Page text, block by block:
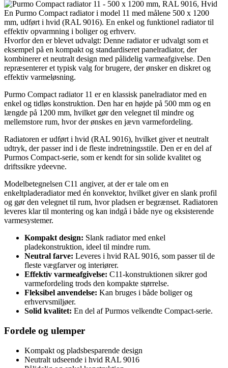
En Purmo Compact radiator i model 11 med målene 500 x 1200
mm, udført i hvid (RAL 9016). En enkel og funktionel radiator til
effektiv opvarmning i boliger og erhverv.
Hvorfor den er blevet udvalgt: Denne radiator er udvalgt som et
eksempel på en kompakt og standardiseret panelradiator, der
kombinerer et neutralt design med pålidelig varmeafgivelse. Den
repræsenterer et typisk valg for brugere, der ønsker en diskret og
effektiv varmeløsning.
Purmo Compact radiator 11 er en klassisk panelradiator med en
enkel og tidløs konstruktion. Den har en højde på 500 mm og en
længde på 1200 mm, hvilket gør den velegnet til mindre og
mellemstore rum, hvor der ønskes en jævn varmefordeling.
Radiatoren er udført i hvid (RAL 9016), hvilket giver et neutralt
udtryk, der passer ind i de fleste indretningsstile. Den er en del af
Purmos Compact-serie, som er kendt for sin solide kvalitet og
driftssikre ydeevne.
Modelbetegnelsen C11 angiver, at der er tale om en
enkeltpladeradiator med én konvektor, hvilket giver en slank profil
og gør den velegnet til rum, hvor pladsen er begrænset. Radiatoren
leveres klar til montering og kan indgå i både nye og eksisterende
varmesystemer.
Kompakt design: Slank radiator med enkel
pladekonstruktion, ideel til mindre rum.
Neutral farve: Leveres i hvid RAL 9016, som passer til de
fleste vægfarver og interiører.
Effektiv varmeafgivelse: C11-konstruktionen sikrer god
varmefordeling trods den kompakte størrelse.
Fleksibel anvendelse: Kan bruges i både boliger og
erhvervsmiljøer.
Solid kvalitet: En del af Purmos velkendte Compact-serie.
Fordele og ulemper
Kompakt og pladsbesparende design
Neutralt udseende i hvid RAL 9016